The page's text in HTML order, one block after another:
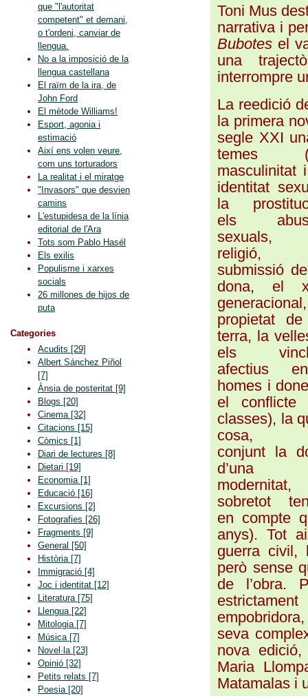
Toni Mus
narrativa i
Bubotes el
una
interrompre
La reedició
la primera
segle XXI
temes
masculinitat
identitat
la
els
sexuals,
religió,
submissió
dona, el
propietat
terra, la
els
afectius
homes i
el conflicte
classes), la
cosa,
conjunt la
d’una
modernitat,
sobretot
en compte
anys). Tot
guerra civil,
però sense
de l’obra.
seva
nova
Maria
Matamalas i
que "l'autoritat
competent" et demani,
o t'ordeni, canviar de
llengua.
No a la imposició de la
llengua castellana
El raïm de la ira, de
John Ford
El mètode Williams!
Esport, agonia i
estimació
Així ens volen veure,
com uns torturadors
La realitat i el miratge
"Invasors" que desvien
camins
L'estupidesa de la línia
editorial de l'Ara
Tots som Pablo Hasél
Els exilis
Populisme i xarxes
socials
26 millones de hijos de
puta
Categories
Acudits [29]
Albert Sánchez Piñol
[7]
Ànsia de posteritat [9]
Blogs [20]
Cinema [32]
Citacions [15]
Còmics [1]
Diari de lectures [8]
Dietari [19]
Economia [1]
Educació [16]
Excursions [2]
Fotografies [26]
Fragments [9]
General [50]
Història [7]
Immigració [4]
Joc i identitat [12]
Literatura [75]
Llengua [22]
Mitologia [7]
Música [7]
Novel·la [23]
Opinió [32]
Petits relats [7]
Poesia [20]